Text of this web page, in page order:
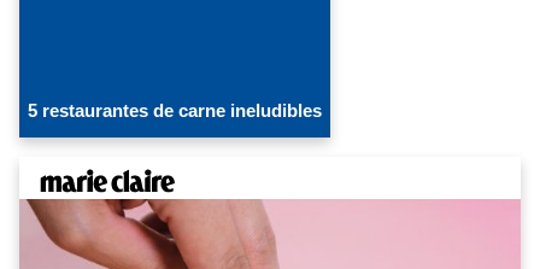
5 restaurantes de carne ineludibles